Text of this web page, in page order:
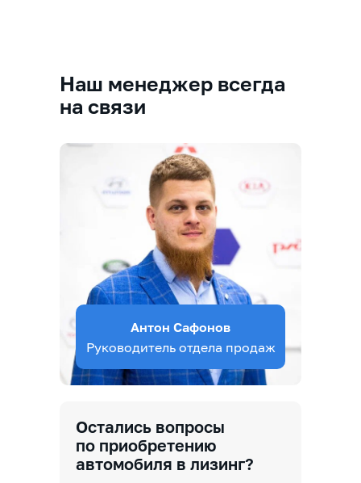
Наш менеджер всегда
на связи
Остались вопросы
по приобретению
автомобиля в лизинг?
Антон Сафонов
Руководитель отдела продаж